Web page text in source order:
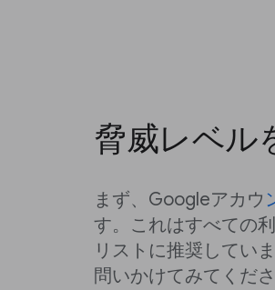
脅威レベル
まず、Googleアカウ
す。これはすべての
リストに推奨してい
問いかけてみてくだ